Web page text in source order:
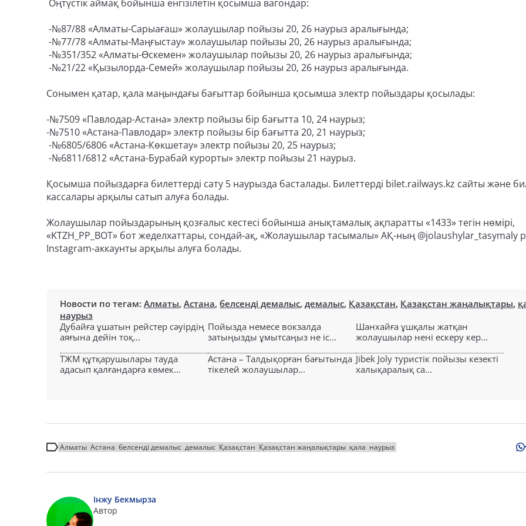
Оңтүстік аймақ бойынша енгізілетін қосымша вагондар:
-№87/88 «Алматы-Сарыағаш» жолаушылар пойызы 20, 26 наурыз аралығында;
-№77/78 «Алматы-Маңғыстау» жолаушылар пойызы 20, 26 наурыз аралығында;
-№351/352 «Алматы-Өскемен» жолаушылар пойызы 20, 26 наурыз аралығында;
-№21/22 «Қызылорда-Семей» жолаушылар пойызы 20, 26 наурыз аралығында.
Сонымен қатар, қала маңындағы бағыттар бойынша қосымша электр пойыздары қосылады:
-№7509 «Павлодар-Астана» электр пойызы бір бағытта 10, 24 наурыз;
-№7510 «Астана-Павлодар» электр пойызы бір бағытта 20, 21 наурыз;
-№6805/6806 «Астана-Көкшетау» электр пойызы 20, 25 наурыз;
-№6811/6812 «Астана-Бурабай курорты» электр пойызы 21 наурыз.
Қосымша пойыздарға билеттерді сату 5 наурызда басталады. Билеттерді bilet.railways.kz сайты және
кассалары арқылы сатып алуға болады.
Жолаушылар пойыздарының қозғалыс кестесі бойынша анықтамалық ақпаратты «1433» тегін нөмірі,
«KTZH_PP_BOT» бот жеделхаттары, сондай-ақ, «Жолаушылар тасымалы» АҚ-ның @jolaushylar_tasymaly
Instagram-аккаунты арқылы алуға болады.
Новости по тегам: Алматы, Астана, белсенді демалыс, демалыс, Қазақстан, Қазақстан жаңалықтары,
наурыз
Дубайға ұшатын рейстер сәуірдің
аяғына дейін тоқ...
Пойызда немесе вокзалда
затыңызды ұмытсаңыз не іс...
Шанхайға ұшқалы жатқан
жолаушылар нені ескеру кер...
ТЖМ құтқарушылары тауда
адасып қалғандарға көмек...
Астана – Талдықорған бағытында
тікелей жолаушылар...
Jibek Joly туристік пойызы кезекті
халықаралық са...
Алматы Астана белсенді демалыс демалыс Қазақстан Қазақстан жаңалықтары қала наурыз
Інжу Бекмырза
Автор